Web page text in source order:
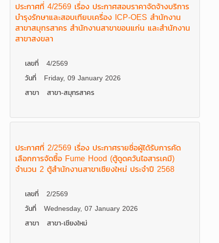
ประกาศที่ 4/2569 เรื่อง ประกาศสอบราคาจัดจ้างบริการ
บำรุงรักษาและสอบเทียบเครื่อง ICP-OES สำนักงาน
สาขาสมุทรสาคร สำนักงานสาขาขอนแก่น และสำนักงาน
สาขาสงขลา
เลขที่
4/2569
วันที่
Friday, 09 January 2026
สาขา
สาขา-สมุทรสาคร
ประกาศที่ 2/2569 เรื่อง ประกาศรายชื่อผู้ได้รับการคัด
เลือกการจัดซื้อ Fume Hood (ตู้ดูดควันไอสารเคมี)
จำนวน 2 ตู้สำนักงานสาขาเชียงใหม่ ประจำปี 2568
เลขที่
2/2569
วันที่
Wednesday, 07 January 2026
สาขา
สาขา-เชียงใหม่